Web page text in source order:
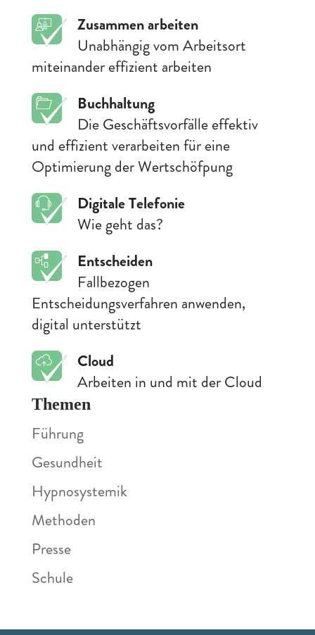
Zusammen arbeiten
Unabhängig vom Arbeitsort
miteinander effizient arbeiten
Buchhaltung
Die Geschäftsvorfälle effektiv
und effizient verarbeiten für eine
Optimierung der Wertschöfpung
Digitale Telefonie
Wie geht das?
Entscheiden
Fallbezogen
Entscheidungsverfahren anwenden,
digital unterstützt
Cloud
Arbeiten in und mit der Cloud
Themen
Führung
Gesundheit
Hypnosystemik
Methoden
Presse
Schule